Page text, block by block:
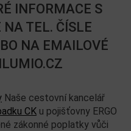
INFORMACE S
TEL. ČÍSLE
NA EMAILOVÉ
Naše cestovní kancelář
CK u pojišťovny ERGO
zákonné poplatky vůči